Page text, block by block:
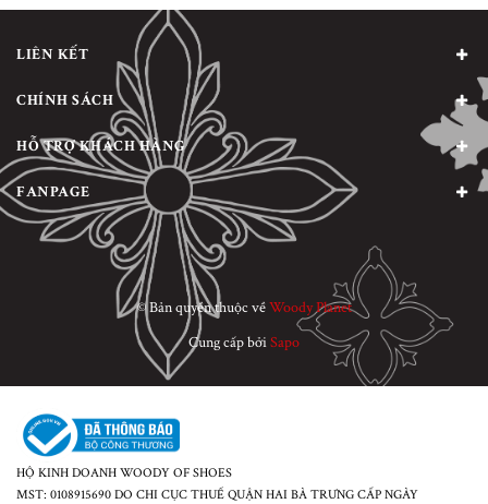
LIÊN KẾT
CHÍNH SÁCH
HỖ TRỢ KHÁCH HÀNG
FANPAGE
© Bản quyền thuộc vềWoody Planet
Cung cấp bởiSapo
HỘ KINH DOANH WOODY OF SHOES
MST: 0108915690 DO CHI CỤC THUẾ QUẬN HAI BÀ TRƯNG CẤP NGÀY